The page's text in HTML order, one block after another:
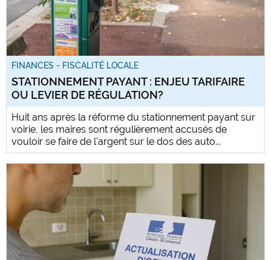
FINANCES - FISCALITÉ LOCALE
STATIONNEMENT PAYANT : ENJEU TARIFAIRE
OU LEVIER DE RÉGULATION?
Huit ans après la réforme du stationnement payant sur
voirie, les maires sont régulièrement accusés de
vouloir se faire de l'argent sur le dos des auto...